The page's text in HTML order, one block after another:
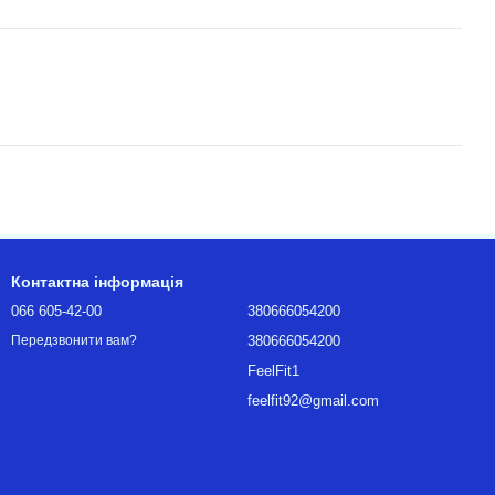
Контактна інформація
066 605-42-00
Передзвонити вам?
380666054200
380666054200
FeelFit1
feelfit92@gmail.com